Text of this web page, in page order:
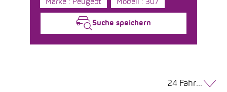
Marke : Peugeot Modell : 307
Suche speichern
24 Fahrzeuge pro Seite